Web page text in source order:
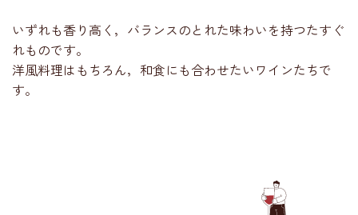
いずれも香り高く，バランスのとれた味わいを持つたすぐ
れものです。
洋風料理はもちろん，和食にも合わせたいワインたちで
す。